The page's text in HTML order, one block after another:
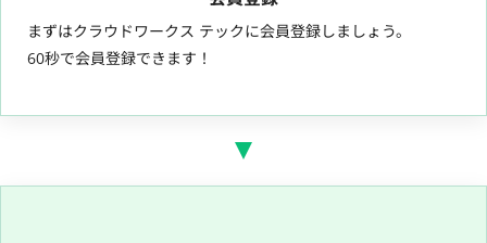
まずはクラウドワークス テックに会員登録しましょう。
60秒で会員登録できます！